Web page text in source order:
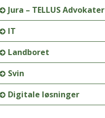
Jura – TELLUS Advokater
IT
Landboret
Svin
Digitale løsninger